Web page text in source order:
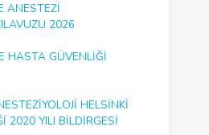
ANESTEZI
2026
HASTA GÜVENLIĞI
HELSINKI
2020 YILI BILDIRGESI